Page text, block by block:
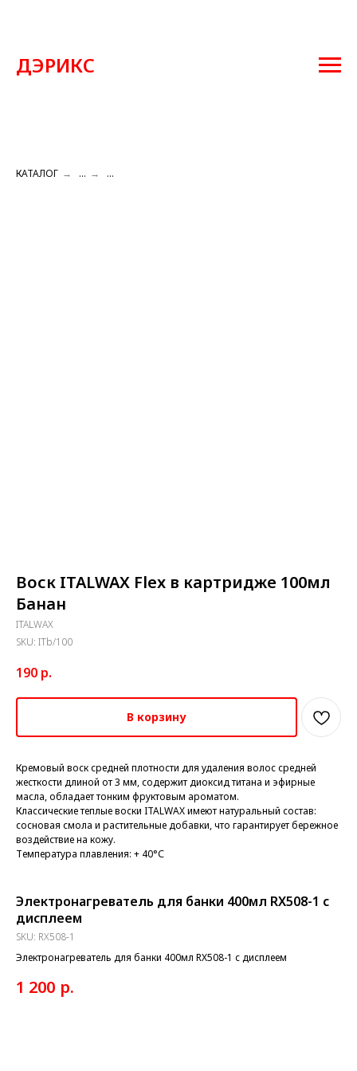
ДЭРИКС
КАТАЛОГ → ... → ...
Воск ITALWAX Flex в картридже 100мл
Банан
ITALWAX
SKU: ITb/100
190 р.
В корзину
Кремовый воск средней плотности для удаления волос средней
жесткости длиной от 3 мм, содержит диоксид титана и эфирные
масла, обладает тонким фруктовым ароматом.
Классические теплые воски ITALWAX имеют натуральный состав:
сосновая смола и растительные добавки, что гарантирует бережное
воздействие на кожу.
Температура плавления: + 40°С
Электронагреватель для банки 400мл RX508-1 с
дисплеем
SKU: RX508-1
Электронагреватель для банки 400мл RX508-1 с дисплеем
1 200 р.